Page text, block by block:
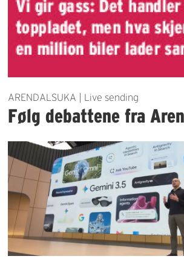
ARENDALSUKA | Live sending
Følg debattene fra